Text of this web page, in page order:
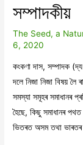
of
Patkai
Park
সম্পাদকীয়
The Seed, a
6, 2020
কংকণা দাস, সম্পাদক (দ্য
দলে নিজা নিজা বিষয়
সমস্যা সমূহৰ সমাধানৰ
হৈছে, কিছু সমাধানৰ
ভিতৰত অসম তথা